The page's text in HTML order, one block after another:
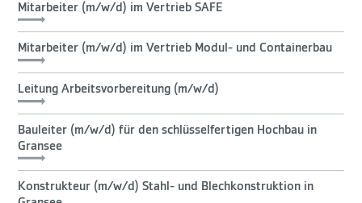
Mitarbeiter (m/w/d) im Vertrieb SAFE
Mitarbeiter (m/w/d) im Vertrieb Modul- und Containerbau
Leitung Arbeitsvorbereitung (m/w/d)
Bauleiter (m/w/d) für den schlüsselfertigen Hochbau in
Gransee
Konstrukteur (m/w/d) Stahl- und Blechkonstruktion in